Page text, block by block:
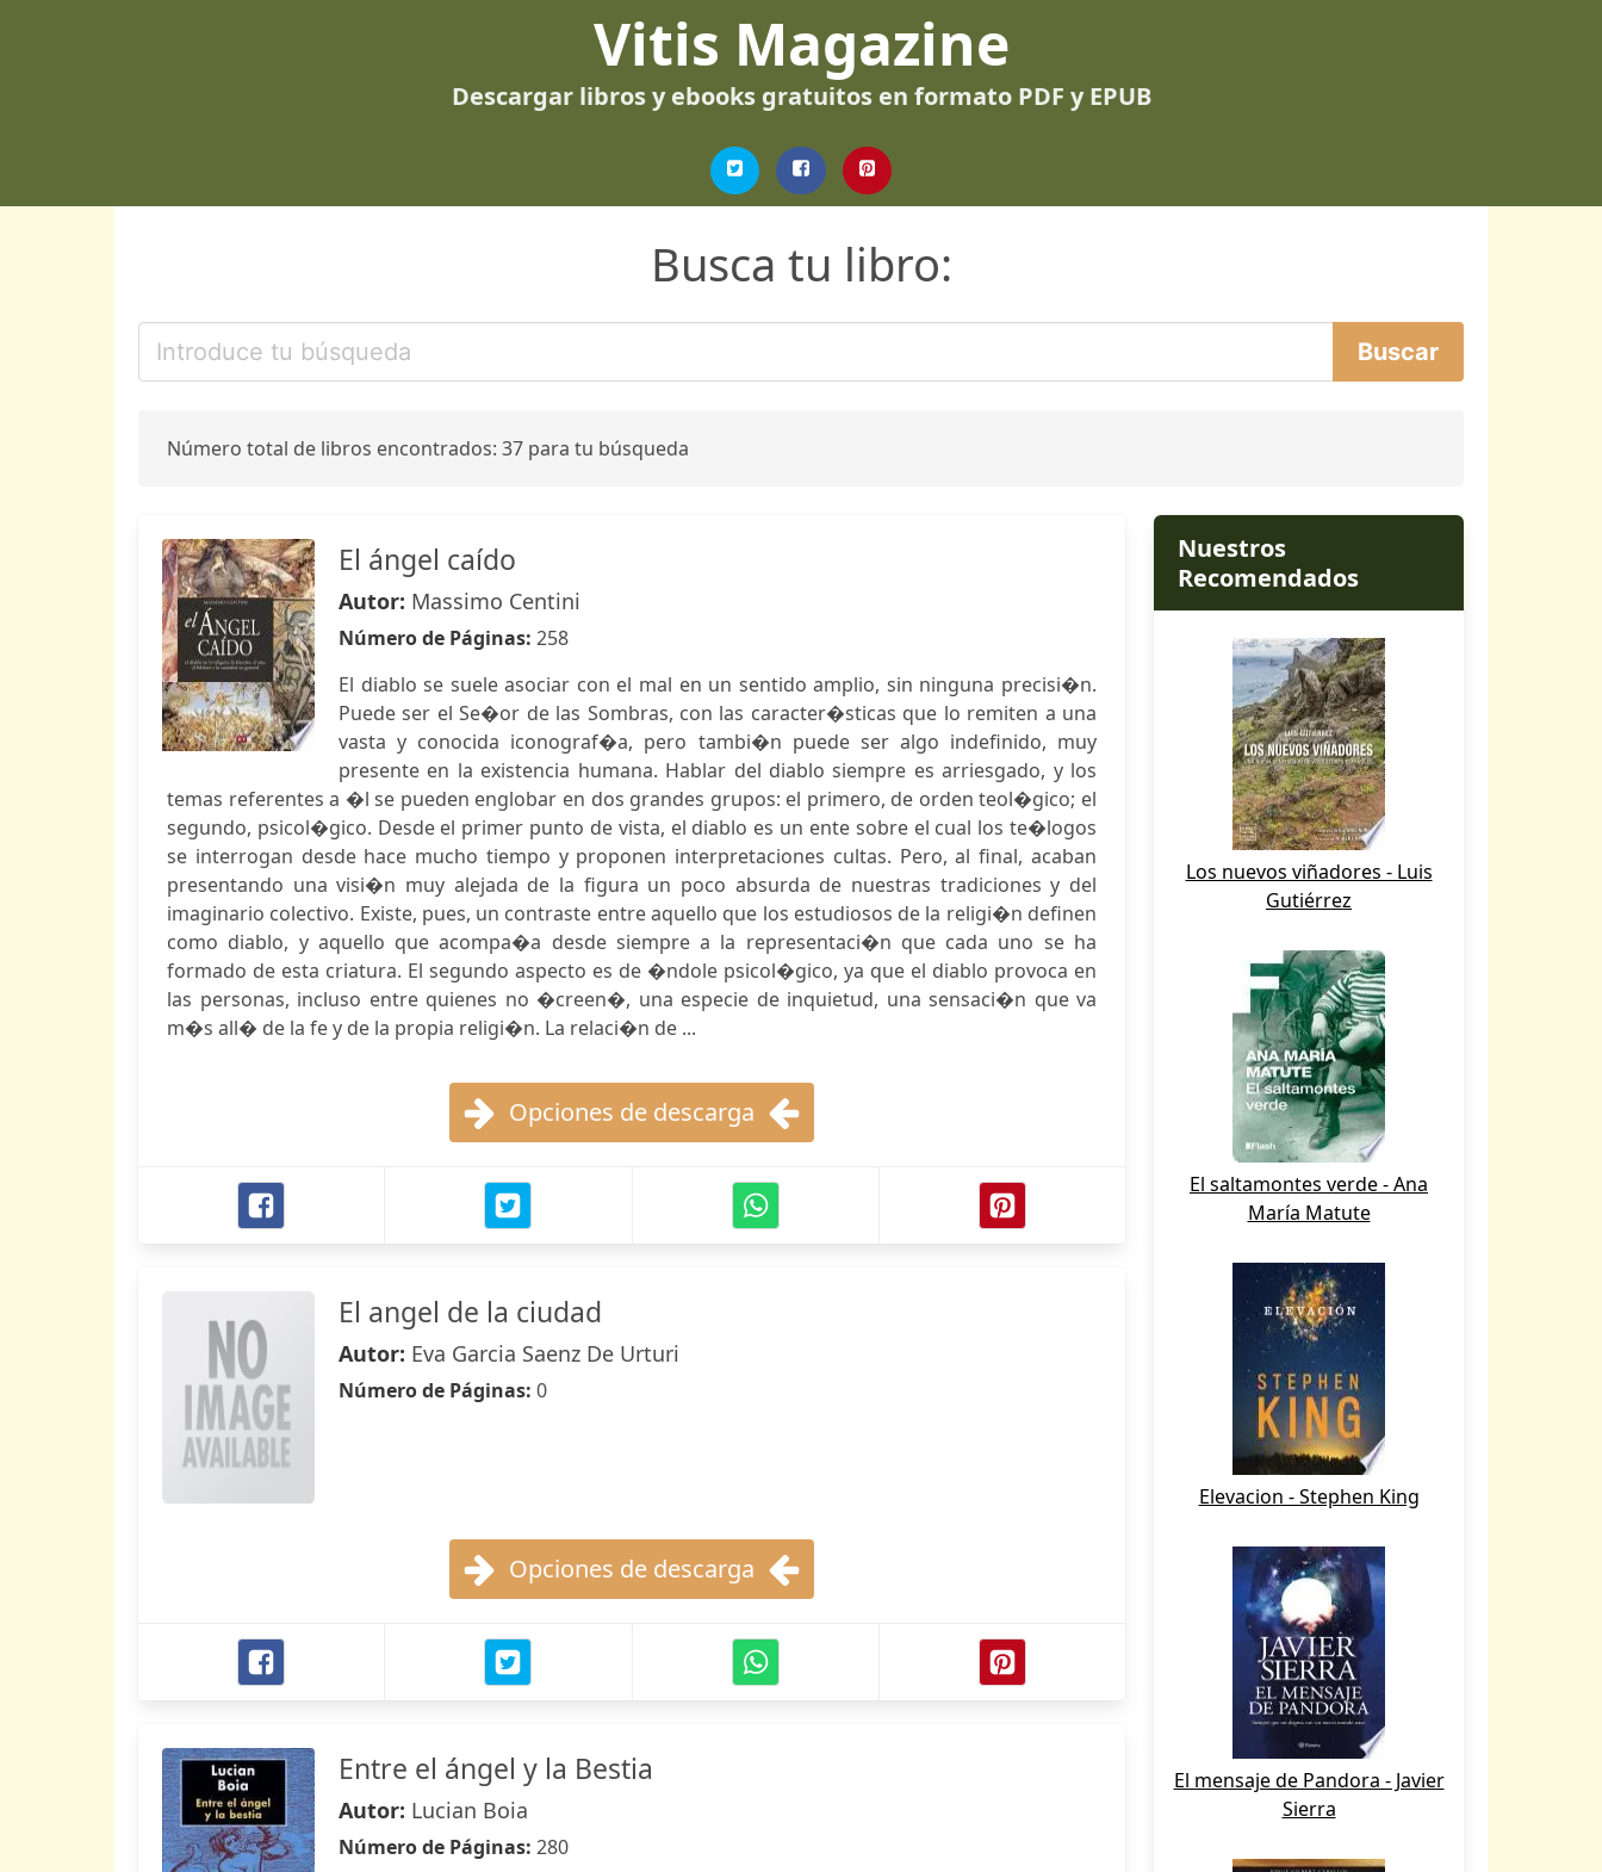
Vitis Magazine
Descargar libros y ebooks gratuitos en formato PDF y EPUB
Busca tu libro:
Número total de libros encontrados: 37 para tu búsqueda
El ángel caído
Autor: Massimo Centini
Número de Páginas: 258
El diablo se suele asociar con el mal en un sentido amplio, sin ninguna precisi�n.
Puede ser el Se�or de las Sombras, con las caracter�sticas que lo remiten a una
vasta y conocida iconograf�a, pero tambi�n puede ser algo indefinido, muy
presente en la existencia humana. Hablar del diablo siempre es arriesgado, y los
temas referentes a �l se pueden englobar en dos grandes grupos: el primero, de orden teol�gico; el
segundo, psicol�gico. Desde el primer punto de vista, el diablo es un ente sobre el cual los te�logos
se interrogan desde hace mucho tiempo y proponen interpretaciones cultas. Pero, al final, acaban
presentando una visi�n muy alejada de la figura un poco absurda de nuestras tradiciones y del
imaginario colectivo. Existe, pues, un contraste entre aquello que los estudiosos de la religi�n definen
como diablo, y aquello que acompa�a desde siempre a la representaci�n que cada uno se ha
formado de esta criatura. El segundo aspecto es de �ndole psicol�gico, ya que el diablo provoca en
las personas, incluso entre quienes no �creen�, una especie de inquietud, una sensaci�n que va
m�s all� de la fe y de la propia religi�n. La relaci�n de ...
Opciones de descarga
El angel de la ciudad
Autor: Eva Garcia Saenz De Urturi
Número de Páginas: 0
Opciones de descarga
Entre el ángel y la Bestia
Autor: Lucian Boia
Número de Páginas: 280
Nuestros
Recomendados
Los nuevos viñadores - Luis
Gutiérrez
El saltamontes verde - Ana
María Matute
Elevacion - Stephen King
El mensaje de Pandora - Javier
Sierra